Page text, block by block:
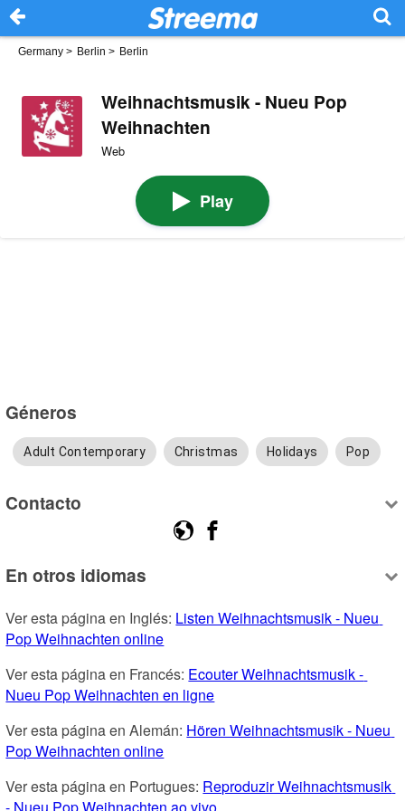
Germany > Berlin > Berlin
Weihnachtsmusik - Nueu Pop
Weihnachten
Web
Play
Géneros
Adult Contemporary Christmas Holidays Pop
Contacto
En otros idiomas
Ver esta página en Inglés: Listen Weihnachtsmusik - Nueu
Pop Weihnachten online
Ver esta página en Francés: Ecouter Weihnachtsmusik -
Nueu Pop Weihnachten en ligne
Ver esta página en Alemán: Hören Weihnachtsmusik - Nueu
Pop Weihnachten online
Ver esta página en Portugues: Reproduzir Weihnachtsmusik
- Nueu Pop Weihnachten ao vivo